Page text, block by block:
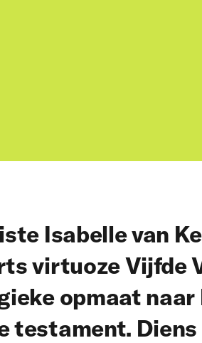
Isabelle van
virtuoze Vijfde
opmaat
testament. Diens